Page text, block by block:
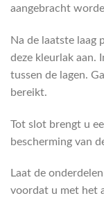
aangebracht
Na de laatste
deze kleurlak aan.
tussen de lagen.
bereikt.
Tot slot brengt u
bescherming van
Laat de
voordat u met het